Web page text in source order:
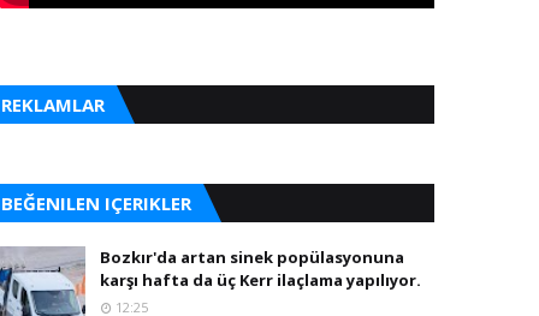
REKLAMLAR
BEĞENILEN IÇERIKLER
Bozkır'da artan sinek popülasyonuna
karşı hafta da üç Kerr ilaçlama yapılıyor.
12:25